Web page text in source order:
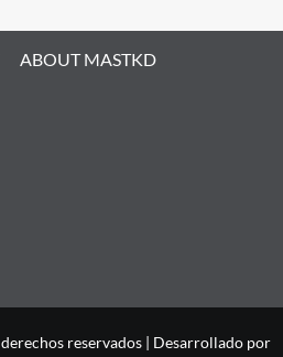
ABOUT MASTKD